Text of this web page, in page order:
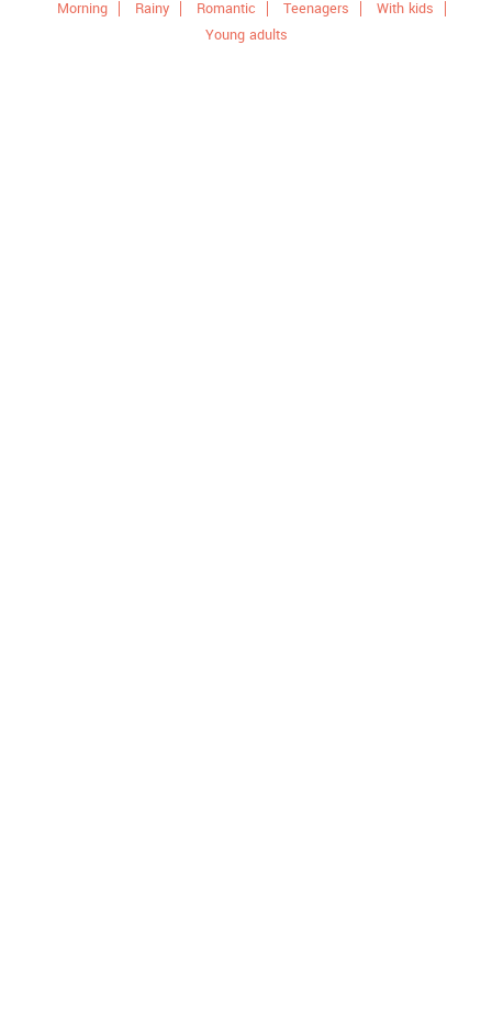
Morning
Rainy Romantic Teenagers
With kids
Young adults